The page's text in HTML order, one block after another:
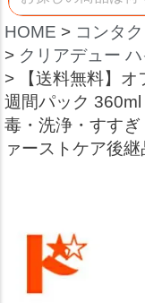
HOME コンタ
クリアデュー
【送料無料】
週間パック
毒・洗浄・すす
ァーストケア後継